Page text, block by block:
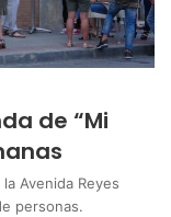
de “Mi
Avenida Reyes
personas.